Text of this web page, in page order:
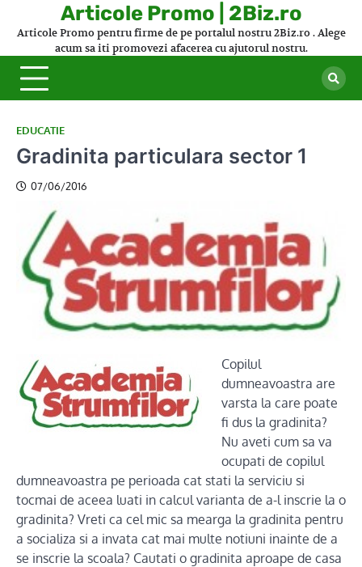
Articole Promo | 2Biz.ro
Articole Promo pentru firme de pe portalul nostru 2Biz.ro . Alege
acum sa iti promovezi afacerea cu ajutorul nostru.
EDUCATIE
Gradinita particulara sector 1
07/06/2016
Copilul
dumneavoastra are
varsta la care poate
fi dus la gradinita?
Nu aveti cum sa va
ocupati de copilul
dumneavoastra pe perioada cat stati la serviciu si
tocmai de aceea luati in calcul varianta de a-l inscrie la o
gradinita? Vreti ca cel mic sa mearga la gradinita pentru
a socializa si a invata cat mai multe notiuni inainte de a
se inscrie la scoala? Cautati o gradinita aproape de casa